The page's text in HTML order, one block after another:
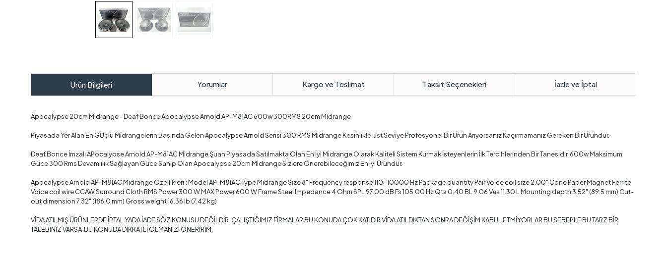
Ürün Bilgileri Yorumlar Kargo ve Teslimat Taksit Seçenekleri İade ve İptal
Apocalypse 20cm Midrange - Deaf Bonce Apocalypse Arnold AP-M81AC 600w 300RMS 20cm Midrange
Piyasada Yer Alan En GÜçlü Midrangelerin Başında Gelen Apocalypse Arnold Serisi 300 RMS Midrange Kesinlikle Üst Seviye Profesyonel Bir Ürün Arıyorsanız Kaçırmamanız Gereken Bir Üründür.
Deaf Bonce İmzalı APocalypse Arnold AP-M81AC Midrange Şuan Piyasada Satılmakta Olan En İyi Midrange Olarak Kaliteli Sistem Kurmak İsteyenlerin İlk Tercihlerinden Bir Tanesidir. 600w Maksimum
Güce 300 Rms Devamlılık Sağlayan Güce Sahip Olan Apocalypse 20cm Midrange Sizlere Önerebileceğimiz En iyi Üründür.
Apocalypse Arnold AP-M81AC Midrange Özellikleri ; Model AP-M81AC Type Midrange Size 8" Frequency response 110-10000 Hz Package quantity Pair Voice coil size 2.00" Cone Paper Magnet Ferrite
Voice coil wire CCAW Surround Cloth RMS Power 300 W MAX Power 600 W Frame Steel Impedance 4 Ohm SPL 97.00 dB Fs 105.00 Hz Qts 0.40 BL 9.06 Vas 11.30 L Mounting depth 3.52" (89.5 mm) Cut-
out dimension 7.32" (186.0 mm) Gross weight 16.36 lb (7.42 kg)
VİDA ATILMIŞ ÜRÜNLERDE İPTAL YADA İADE SÖZ KONUSU DEĞİLDİR. ÇALIŞTIĞIMIZ FİRMALAR BU KONUDA ÇOK KATIDIR VİDA ATILDIKTAN SONRA DEĞİŞİM KABUL ETMİYORLAR BU SEBEPLE BU TARZ BİR
TALEBİNİZ VARSA BU KONUDA DİKKATLİ OLMANIZI ÖNERİRİM.